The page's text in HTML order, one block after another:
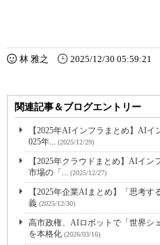
林 雅之 2025/12/30 05:59:21
関連記事＆ブログエントリー
【2025年AIインフラまとめ】AI
025年... (2025/12/29)
【2025年クラウドまとめ】AIイ
市場の「... (2025/12/27)
【2025年企業AIまとめ】「思考
義 (2025/12/30)
高市政権、AIロボットで「世界
を本格化 (2026/03/16)